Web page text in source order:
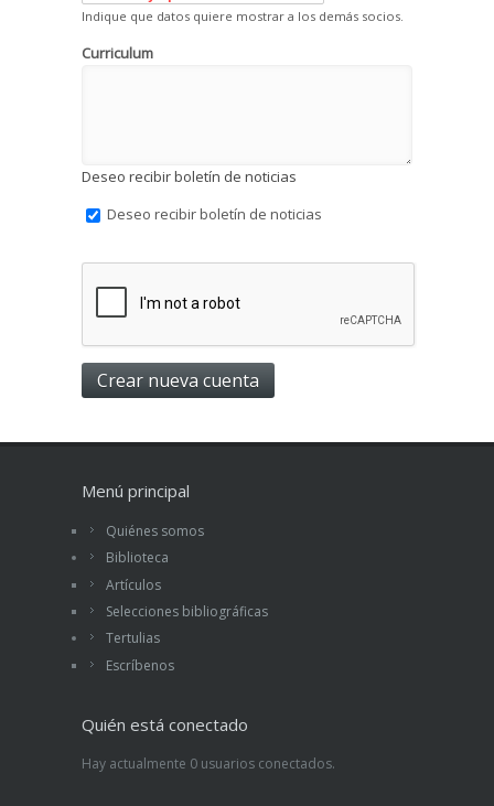
Indique que datos quiere mostrar a los demás socios.
Curriculum
Deseo recibir boletín de noticias
Deseo recibir boletín de noticias
Menú principal
Quiénes somos
Biblioteca
Artículos
Selecciones bibliográficas
Tertulias
Escríbenos
Quién está conectado
Hay actualmente 0 usuarios conectados.